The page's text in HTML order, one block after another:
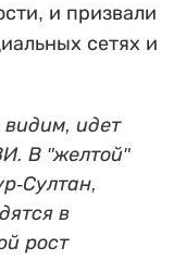
и призвали
сетях и
идет
В "желтой"
Султан,
в
рост